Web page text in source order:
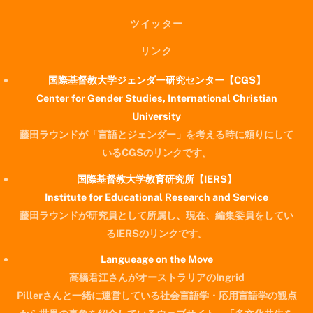
ツイッター
リンク
国際基督教大学ジェンダー研究センター【CGS】
Center for Gender Studies, International Christian
University
藤田ラウンドが「言語とジェンダー」を考える時に頼りにして
いるCGSのリンクです。
国際基督教大学教育研究所【IERS】
Institute for Educational Research and Service
藤田ラウンドが研究員として所属し、現在、編集委員をしてい
るIERSのリンクです。
Langueage on the Move
高橋君江さんがオーストラリアのIngrid
Pillerさんと一緒に運営している社会言語学・応用言語学の観点